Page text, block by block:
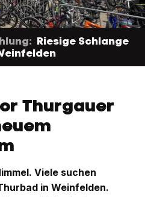
Riesige Schlange
Thurgauer
Viele suchen
in Weinfelden.